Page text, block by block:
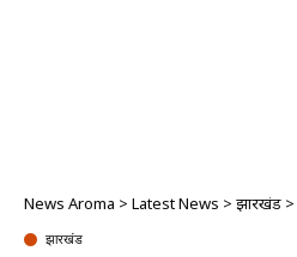
News Aroma > Latest News > झारखंड >
झारखंड